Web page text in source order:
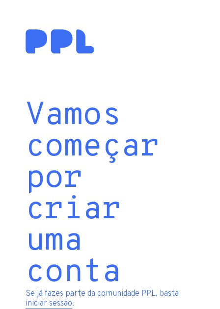
Vamos
começar
por
criar
uma
conta
Se já fazes parte da comunidade PPL, basta
iniciar sessão.